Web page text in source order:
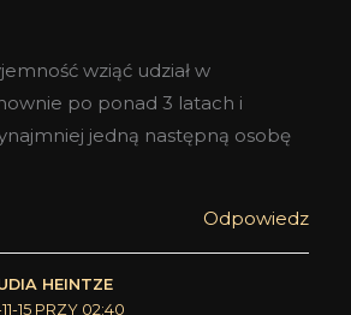
wziąć udział w
po ponad 3 latach i
jedną następną osobę
Odpowiedz
HEINTZE
15 PRZY 02:40